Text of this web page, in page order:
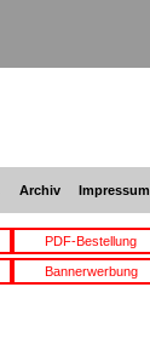
Archiv Impressum
PDF-Bestellung
Bannerwerbung